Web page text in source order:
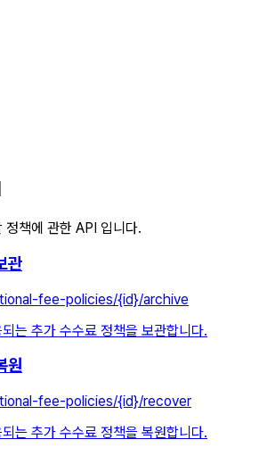
정책에 관한 API 입니다.
관
fee-policies/{id}/archive
는 추가 수수료 정책을 보관합니다.
원
fee-policies/{id}/recover
는 추가 수수료 정책을 복원합니다.